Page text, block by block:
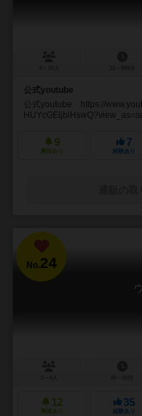
公式youtube
公式youtube https://
9
興味あり
7
経験あり
No.24
12
興味あり
35
経験あり